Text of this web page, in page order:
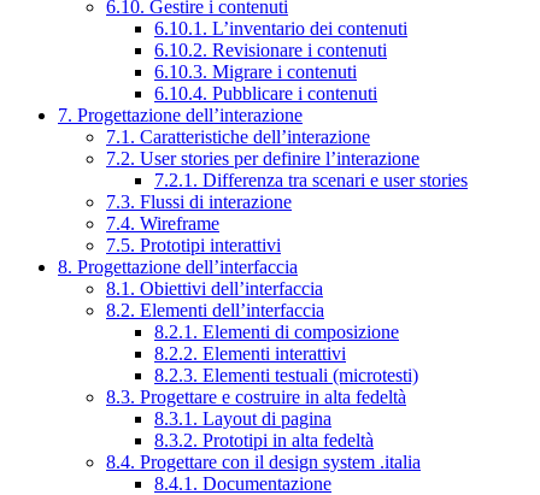
6.10. Gestire i contenuti
6.10.1. L’inventario dei contenuti
6.10.2. Revisionare i contenuti
6.10.3. Migrare i contenuti
6.10.4. Pubblicare i contenuti
7. Progettazione dell’interazione
7.1. Caratteristiche dell’interazione
7.2. User stories per definire l’interazione
7.2.1. Differenza tra scenari e user stories
7.3. Flussi di interazione
7.4. Wireframe
7.5. Prototipi interattivi
8. Progettazione dell’interfaccia
8.1. Obiettivi dell’interfaccia
8.2. Elementi dell’interfaccia
8.2.1. Elementi di composizione
8.2.2. Elementi interattivi
8.2.3. Elementi testuali (microtesti)
8.3. Progettare e costruire in alta fedeltà
8.3.1. Layout di pagina
8.3.2. Prototipi in alta fedeltà
8.4. Progettare con il design system .italia
8.4.1. Documentazione